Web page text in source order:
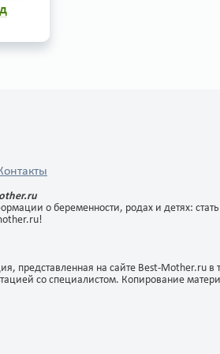
о беременности, родах и детях:
представленная на сайте Best-Mother.ru
со специалистом. Копирование